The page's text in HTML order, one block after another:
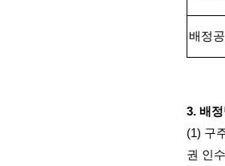
배정
3. 배정
(1) 구
권 인